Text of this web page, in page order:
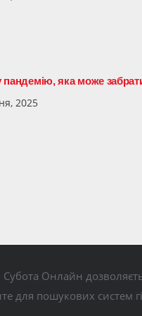
пандемію, яка може
2025
Субота Онлайн
для пошукових